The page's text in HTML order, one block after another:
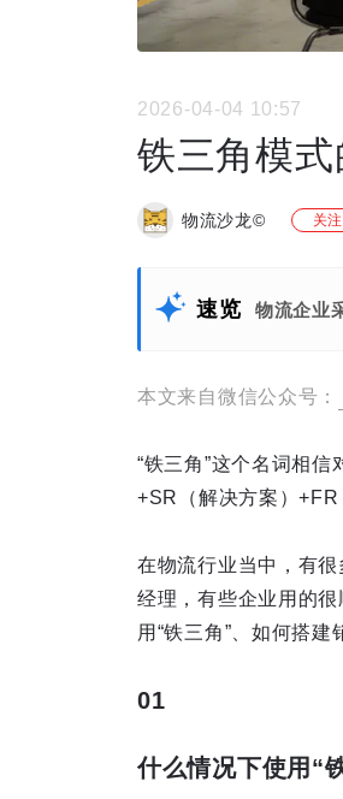
2026-04-04 10:57
铁三角模
物流沙龙© 关注
速览 物流企业
本文来自微信公众号：
“铁三角”这个名词相
+SR（解决方案）+FR
在物流行业当中，有
经理，有些企业用的
用“铁三角”、如何搭建
01
什么情况下使用“